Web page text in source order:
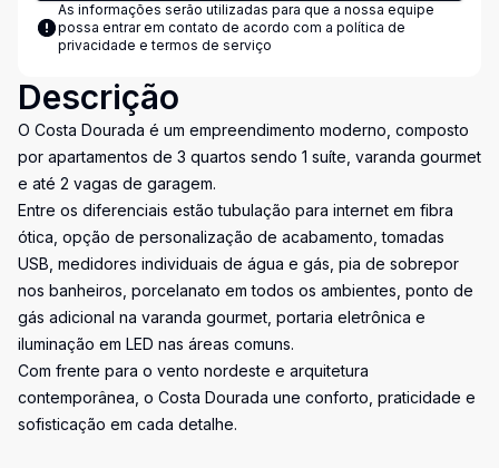
As informações serão utilizadas para que a nossa equipe
possa entrar em contato de acordo com a política de
privacidade e termos de serviço
Descrição
O Costa Dourada é um empreendimento moderno, composto
por apartamentos de 3 quartos sendo 1 suíte, varanda gourmet
e até 2 vagas de garagem.
Entre os diferenciais estão tubulação para internet em fibra
ótica, opção de personalização de acabamento, tomadas
USB, medidores individuais de água e gás, pia de sobrepor
nos banheiros, porcelanato em todos os ambientes, ponto de
gás adicional na varanda gourmet, portaria eletrônica e
iluminação em LED nas áreas comuns.
Com frente para o vento nordeste e arquitetura
contemporânea, o Costa Dourada une conforto, praticidade e
sofisticação em cada detalhe.